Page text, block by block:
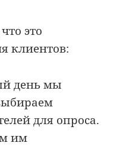
это
клиентов:
день мы
для опроса.
им